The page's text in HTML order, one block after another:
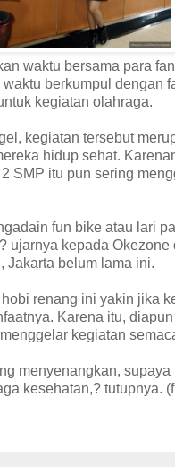
waktu bersama para
waktu berkumpul dengan
kegiatan olahraga.
kegiatan tersebut
hidup sehat.
SMP itu pun sering
fun bike atau lari
ujarnya kepada
Jakarta belum lama ini.
renang ini yakin jika
Karena itu,
kegiatan
menyenangkan,
kesehatan,? tutupnya.